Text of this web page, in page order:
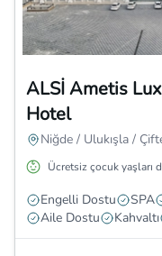
ALSİ Ametis
Hotel
Niğde / Ulukışla /
Ücretsiz çocuk yaşları
Engelli Dostu SPA
Aile Dostu
Kahvaltı